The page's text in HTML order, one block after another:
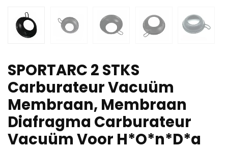
SPORTARC 2 STKS
Carburateur Vacuüm
Membraan, Membraan
Diafragma Carburateur
Vacuüm Voor H*O*n*D*a